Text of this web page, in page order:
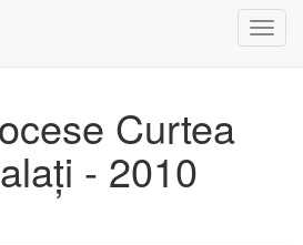
Curtea
- 2010